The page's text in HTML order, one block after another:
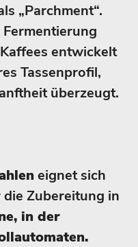
„Parchment“.
entwickelt
Tassenprofil,
überzeugt.
eignet sich
Zubereitung in
in der